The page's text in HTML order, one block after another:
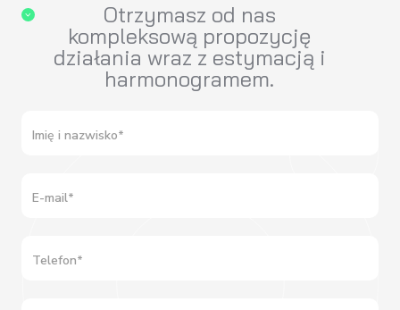
Otrzymasz od nas
kompleksową propozycję
działania wraz z estymacją i
harmonogramem.